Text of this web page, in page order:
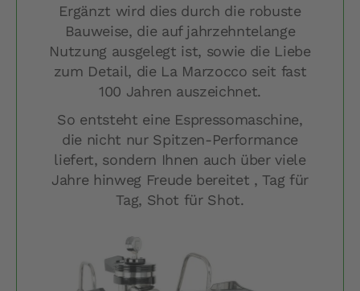
Ergänzt wird dies durch die robuste
Bauweise, die auf jahrzehntelange
Nutzung ausgelegt ist, sowie die Liebe
zum Detail, die La Marzocco seit fast
100 Jahren auszeichnet.
So entsteht eine Espressomaschine,
die nicht nur Spitzen-Performance
liefert, sondern Ihnen auch über viele
Jahre hinweg Freude bereitet , Tag für
Tag, Shot für Shot.